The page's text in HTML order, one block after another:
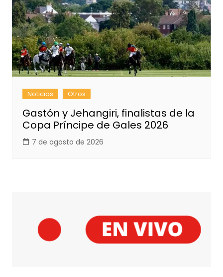
Noticias Otros
Gastón y Jehangiri, finalistas de la
Copa Príncipe de Gales 2026
7 de agosto de 2026